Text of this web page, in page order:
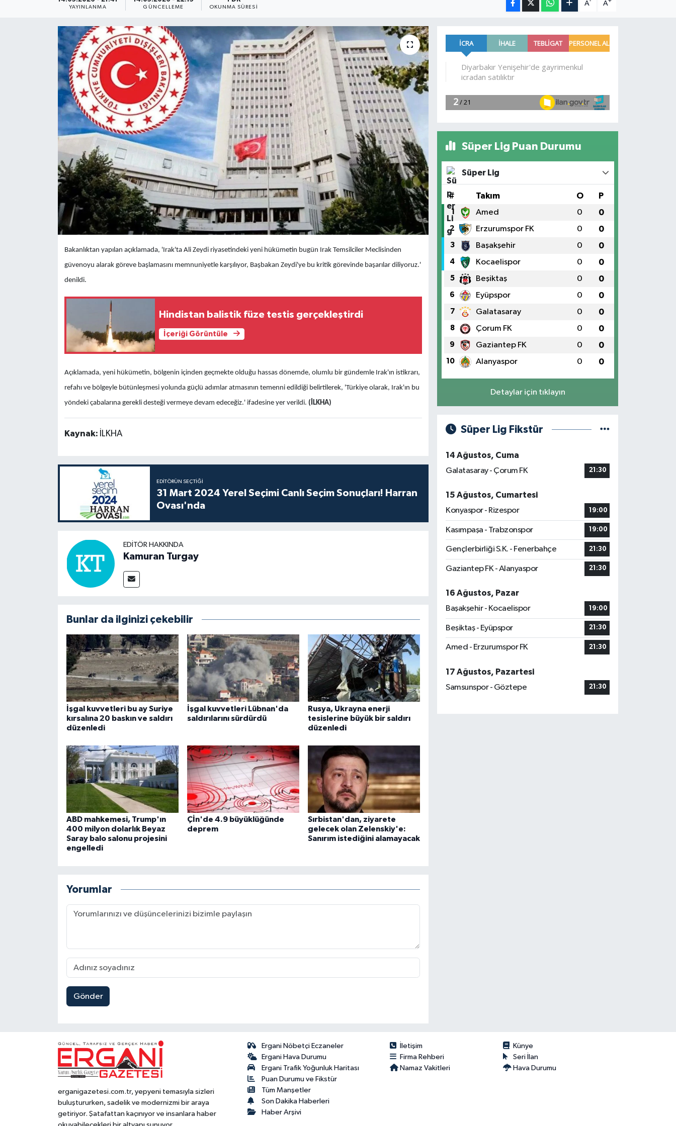
YAYINLANMA GÜNCELLEME OKUNMA SÜRESI
A A
Bakanlıktan yapılan açıklamada, 'Irak'ta Ali Zeydi riyasetindeki yeni hükümetin bugün Irak Temsilciler Meclisinden
güvenoyu alarak göreve başlamasını memnuniyetle karşılıyor, Başbakan Zeydi'ye bu kritik görevinde başarılar diliyoruz.'
denildi.
Hindistan balistik füze testis gerçekleştirdi
İçeriği Görüntüle
Açıklamada, yeni hükümetin, bölgenin içinden geçmekte olduğu hassas dönemde, olumlu bir gündemle Irak'ın istikrarı,
refahı ve bölgeyle bütünleşmesi yolunda güçlü adımlar atmasının temenni edildiği belirtilerek, 'Türkiye olarak, Irak'ın bu
yöndeki çabalarına gerekli desteği vermeye devam edeceğiz.' ifadesine yer verildi. (İLKHA)
Kaynak: İLKHA
EDITÖRÜN SEÇTIĞI
31 Mart 2024 Yerel Seçimi Canlı Seçim Sonuçları! Harran
Ovası'nda
EDITÖR HAKKINDA
Kamuran Turgay
Bunlar da ilginizi çekebilir
İşgal kuvvetleri bu ay Suriye
kırsalına 20 baskın ve saldırı
düzenledi
İşgal kuvvetleri Lübnan'da
saldırılarını sürdürdü
Rusya, Ukrayna enerji
tesislerine büyük bir saldırı
düzenledi
ABD mahkemesi, Trump'ın
400 milyon dolarlık Beyaz
Saray balo salonu projesini
engelledi
Çİn'de 4.9 büyüklüğünde
deprem
Sırbistan'dan, ziyarete
gelecek olan Zelenskiy'e:
Sanırım istediğini alamayacak
Yorumlar
Gönder
Süper Lig Puan Durumu
Süper Lig
# Takım O P
1 Amed 0 0
2 Erzurumspor FK 0 0
3 Başakşehir 0 0
4 Kocaelispor 0 0
5 Beşiktaş 0 0
6 Eyüpspor 0 0
7 Galatasaray 0 0
8 Çorum FK 0 0
9 Gaziantep FK 0 0
10 Alanyaspor 0 0
Detaylar için tıklayın
Süper Lig Fikstür
14 Ağustos, Cuma
Galatasaray - Çorum FK
21:30
15 Ağustos, Cumartesi
Konyaspor - Rizespor
19:00
Kasımpaşa - Trabzonspor 19:00
Gençlerbirliği S.K. - Fenerbahçe 21:30
Gaziantep FK - Alanyaspor 21:30
16 Ağustos, Pazar
Başakşehir - Kocaelispor
19:00
Beşiktaş - Eyüpspor 21:30
Amed - Erzurumspor FK 21:30
17 Ağustos, Pazartesi
Samsunspor - Göztepe
21:30
erganigazetesi.com.tr, yepyeni temasıyla sizleri
buluştururken, sadelik ve modernizmi bir araya
getiriyor. Şatafattan kaçınıyor ve insanlara haber
Ergani Nöbetçi Eczaneler
Ergani Hava Durumu
Ergani Trafik Yoğunluk Haritası
Puan Durumu ve Fikstür
Tüm Manşetler
Son Dakika Haberleri
Haber Arşivi
İletişim
Künye
Firma Rehberi
Seri İlan
Namaz Vakitleri
Hava Durumu
Bi̇li̇m & Teknoloji̇